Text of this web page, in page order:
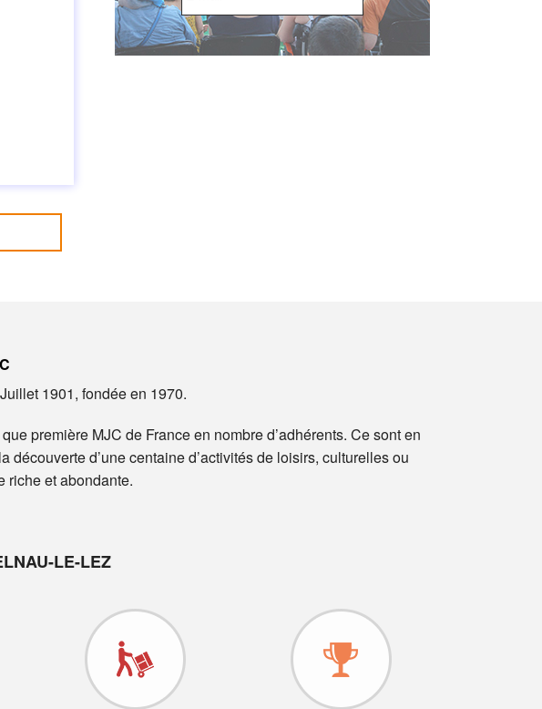
1901, fondée en 1970.
première MJC de France en nombre d’adhérents. Ce sont en
d’une centaine d’activités de loisirs, culturelles ou
riche et abondante.
LE-LEZ